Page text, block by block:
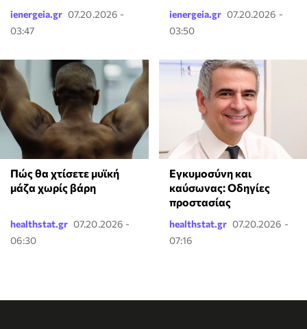
ienergeia.gr 07.20.2026 -
03:47
ienergeia.gr 07.20.2026 -
03:50
Πώς θα χτίσετε μυϊκή
μάζα χωρίς βάρη
healthstat.gr 07.20.2026 -
06:30
Εγκυμοσύνη και
καύσωνας: Οδηγίες
προστασίας
healthstat.gr 07.20.2026 -
07:16